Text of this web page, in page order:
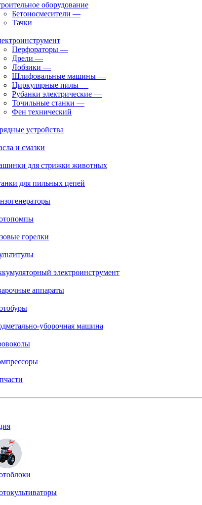
оборудование
Бетоносмесители —
Тачки
Перфораторы —
Дрели —
Лобзики —
Шлифовальные машины —
Циркулярные пилы —
Рубанки электрические —
Точильные станки —
Фен технический
устройства
и смазки
для стрижки животных
для пильных цепей
горелки
электроинструмент
аппараты
уборочная машина